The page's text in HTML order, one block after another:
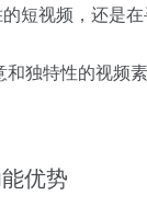
短视频，还是
优势